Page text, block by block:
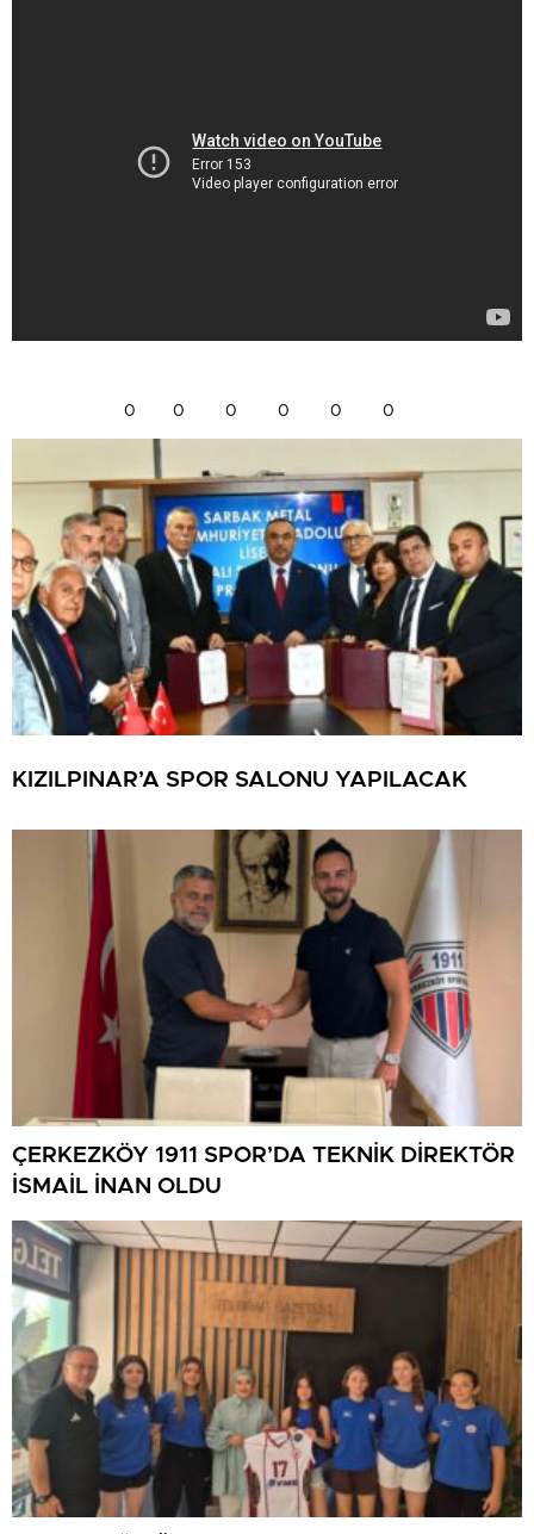
0 0 0 0 0 0
KIZILPINAR’A SPOR SALONU YAPILACAK
ÇERKEZKÖY 1911 SPOR’DA TEKNİK DİREKTÖR
İSMAİL İNAN OLDU